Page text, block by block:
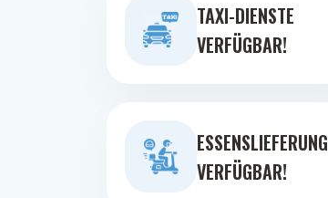
TAXI-DIENSTE
VERFÜGBAR!
ESSENSLIEFERUNG
VERFÜGBAR!